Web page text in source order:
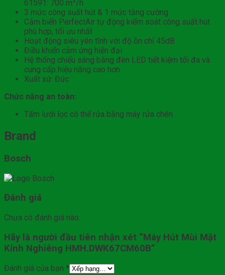
61591: 700 m /h
3 mức công suất hút & 1 mức tăng cường
Cảm biển PerfectAir tự động kiểm soát công suất hút
phù hợp, tối ưu nhất
Hoạt động siêu yên tĩnh với độ ồn chỉ 45dB
Điều khiển cảm ứng hiện đại
Hệ thống chiếu sáng bằng đèn LED tiết kiệm tối đa và
cung cấp hiệu năng cao hơn
Xuất xứ: Đức
Chức năng an toàn:
Tấm lưới lọc có thể rửa bằng máy rửa chén
Brand
Bosch
Đánh giá
Chưa có đánh giá nào.
Hãy là người đầu tiên nhận xét “Máy Hút Mùi Mặt
Kính Nghiêng HMH.DWK67CM60B”
Đánh giá của bạn *